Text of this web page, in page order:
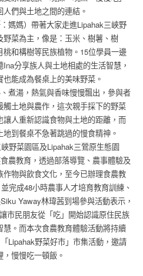
們與土地之間的連結。
媽媽）帶著大家走進Lipahak三峽野
菜為主，像是：玉米、樹薯、樹
和構樹等民族植物。15位學員一邊
分享族人與土地相處的生活智慧，
能成為餐桌上的美味野菜。
煮湯，熱氣與香味慢慢飄出，參與者
土地與農作，這次親手採下的野菜
人重新認識食物與土地的距離，而
到餐桌不急著跳過的慢食精神。
野菜園區及Lipahak三鶯原生態園
農教育，透過部落導覽、農事體驗及
物與飲食文化，至今已辦理食農教
完成48小時農事人才培育教育訓練、
Yaway林瑋茜到場參與活動表示，
市民朋友從「吃」開始認識原住民族
。而本次食農教育體驗活動將持續
Lipahak野菜好市」市集活動，邀請
慢慢吃一頓飯。